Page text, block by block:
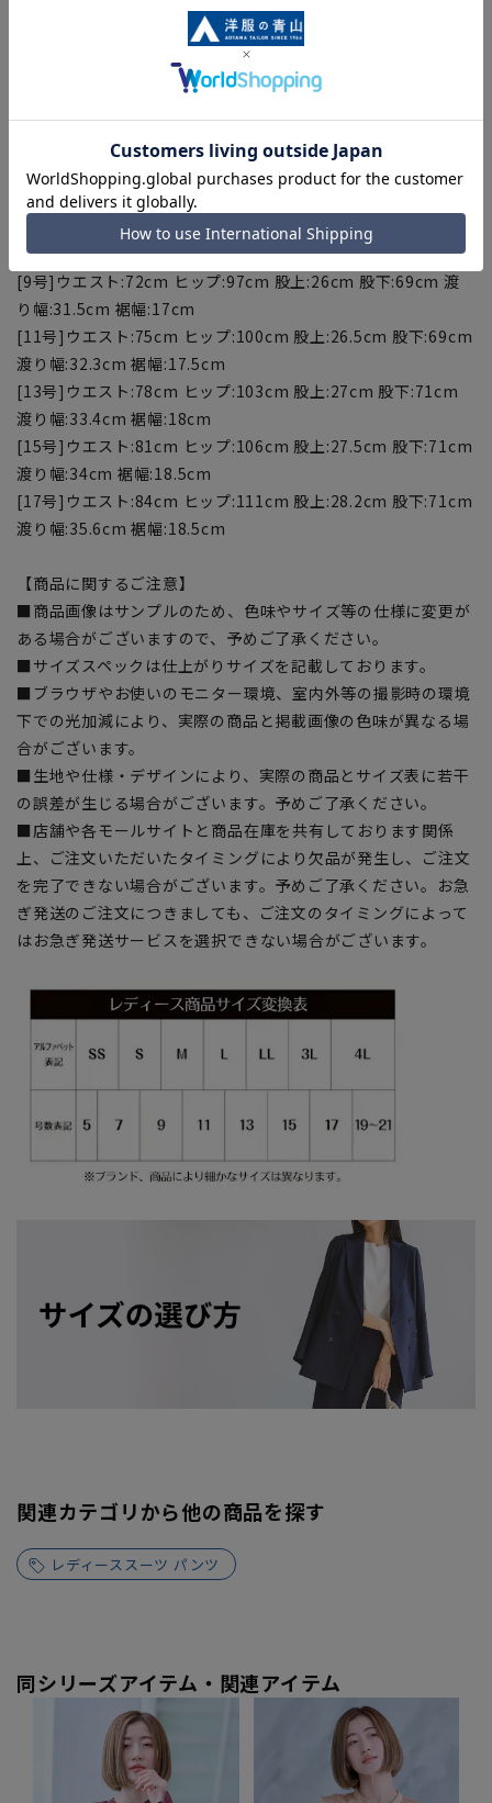
こちらの商品の裾直しをする場合は店舗にて承ります。補正料
金については店舗へお問い合わせください。商品の股下以上の
長さの調節は出来ません、予めご了承ください。
【サイズスペック】
[5号]ウエスト:66cm ヒップ:91cm 股上:25cm 股下:69cm 渡
り幅:29.8cm 裾幅:16.5cm
[7号]ウエスト:69cm ヒップ:94cm 股上:25.5cm 股下:69cm 渡
り幅:30.6cm 裾幅:17cm
[9号]ウエスト:72cm ヒップ:97cm 股上:26cm 股下:69cm 渡
り幅:31.5cm 裾幅:17cm
[11号]ウエスト:75cm ヒップ:100cm 股上:26.5cm 股下:69cm
渡り幅:32.3cm 裾幅:17.5cm
[13号]ウエスト:78cm ヒップ:103cm 股上:27cm 股下:71cm
渡り幅:33.4cm 裾幅:18cm
[15号]ウエスト:81cm ヒップ:106cm 股上:27.5cm 股下:71cm
渡り幅:34cm 裾幅:18.5cm
[17号]ウエスト:84cm ヒップ:111cm 股上:28.2cm 股下:71cm
渡り幅:35.6cm 裾幅:18.5cm
【商品に関するご注意】
■商品画像はサンプルのため、色味やサイズ等の仕様に変更が
ある場合がございますので、予めご了承ください。
■サイズスペックは仕上がりサイズを記載しております。
■ブラウザやお使いのモニター環境、室内外等の撮影時の環境
下での光加減により、実際の商品と掲載画像の色味が異なる場
合がございます。
■生地や仕様・デザインにより、実際の商品とサイズ表に若干
の誤差が生じる場合がございます。予めご了承ください。
■店舗や各モールサイトと商品在庫を共有しております関係
上、ご注文いただいたタイミングにより欠品が発生し、ご注文
を完了できない場合がございます。予めご了承ください。お急
ぎ発送のご注文につきましても、ご注文のタイミングによって
はお急ぎ発送サービスを選択できない場合がございます。
関連カテゴリから他の商品を探す
レディーススーツ パンツ
同シリーズアイテム・関連アイテム